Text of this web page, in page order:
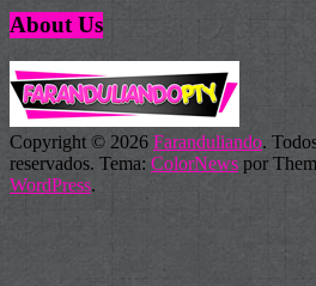
About Us
Copyright © 2026 Faranduliando.
reservados. Tema: ColorNews por
WordPress.